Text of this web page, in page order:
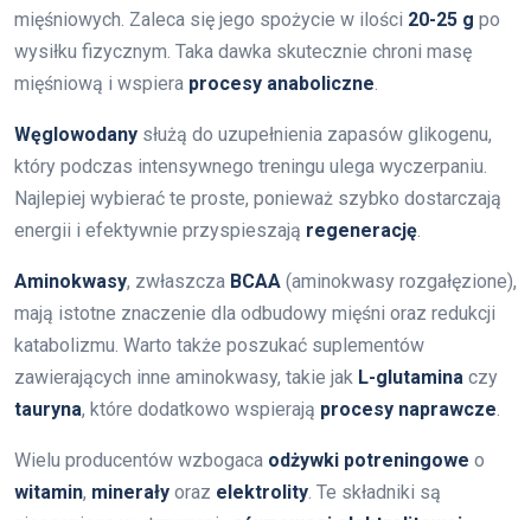
mięśniowych. Zaleca się jego spożycie w ilości 20-25 g po
wysiłku fizycznym. Taka dawka skutecznie chroni masę
mięśniową i wspiera procesy anaboliczne.
Węglowodany służą do uzupełnienia zapasów glikogenu,
który podczas intensywnego treningu ulega wyczerpaniu.
Najlepiej wybierać te proste, ponieważ szybko dostarczają
energii i efektywnie przyspieszają regenerację.
Aminokwasy, zwłaszcza BCAA (aminokwasy rozgałęzione),
mają istotne znaczenie dla odbudowy mięśni oraz redukcji
katabolizmu. Warto także poszukać suplementów
zawierających inne aminokwasy, takie jak L-glutamina czy
tauryna, które dodatkowo wspierają procesy naprawcze.
Wielu producentów wzbogaca odżywki potreningowe o
witamin, minerały oraz elektrolity. Te składniki są